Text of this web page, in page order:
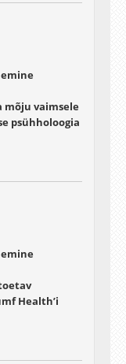
vaimsele
psühholoogia
Health’i